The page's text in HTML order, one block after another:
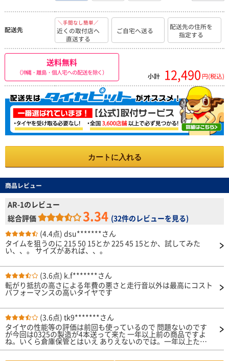
配送先
＼手間なし簡単／
近くの取付店へ
直送する
ご自宅へ送る
配送先の住所を
指定する
送料無料
（沖縄・離島・個人宅への配送を除く） 小計 12,490 円(税込)
カートに入れる
商品レビュー
AR-1のレビュー
総合評価
3.34 (32件のレビューを見る)
(4.4点) dsu*******さん
タイムを狙うのに 215 50 15とか 225 45 15とか、試してみた
い、、。 サイズがあれば、、。
(3.6点) k.f*******さん
転がり抵抗の高さによる年費の悪さと走行音以外は最高にコスト
パフォーマンスの高いタイヤです
(3.6点) tk9*******さん
タイヤの性能等の評価は前回も使っているので 問題ないのです
が今回は0325の製造が4本送って来た 一年以上前の商品ですよ
ね。いくら倉庫保管とはいえ ありえないのでは。一年以上たっ
ているのであれば その旨伝えるべきでは。残念。